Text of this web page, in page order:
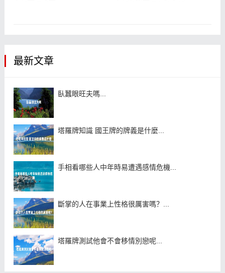
最新文章
臥蠶眼旺夫嗎...
塔羅牌知識 國王牌的牌義是什麼...
手相看哪些人中年時易遭遇感情危機...
斷掌的人在事業上性格很厲害嗎？...
塔羅牌測試他會不會移情別戀呢...